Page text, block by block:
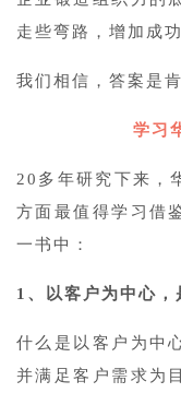
走些弯路，增加成
我们相信，答案是肯
学习
20多年研究下来，
方面最值得学习借
一书中：
1、以客户为中心，
什么是以客户为中
并满足客户需求为